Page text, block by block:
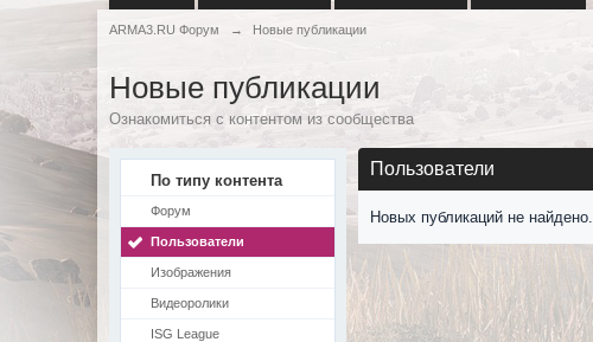
ARMA3.RU Форум → Новые публикации
Новые публикации
Ознакомиться с контентом из сообщества
По типу контента
Форум
Пользователи
Изображения
Видеоролики
ISG League
Пользователи
Новых публикаций не найдено.